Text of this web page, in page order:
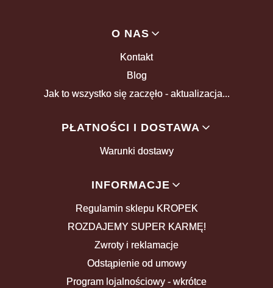
O NAS
Kontakt
Blog
Jak to wszystko się zaczęło - aktualizacja...
PŁATNOŚCI I DOSTAWA
Warunki dostawy
INFORMACJE
Regulamin sklepu KROPEK
ROZDAJEMY SUPER KARMĘ!
Zwroty i reklamacje
Odstąpienie od umowy
Program lojalnościowy - wkrótce